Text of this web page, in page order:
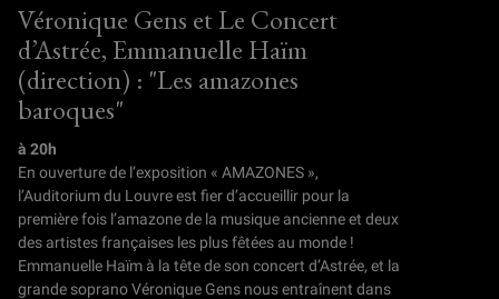
Véronique Gens et Le Concert
d’Astrée, Emmanuelle Haïm
(direction) : "Les amazones
baroques"
à 20h
En ouverture de l’exposition « AMAZONES »,
l’Auditorium du Louvre est fier d’accueillir pour la
première fois l’amazone de la musique ancienne et deux
des artistes françaises les plus fêtées au monde !
Emmanuelle Haïm à la tête de son concert d’Astrée, et la
grande soprano Véronique Gens nous entraînent dans